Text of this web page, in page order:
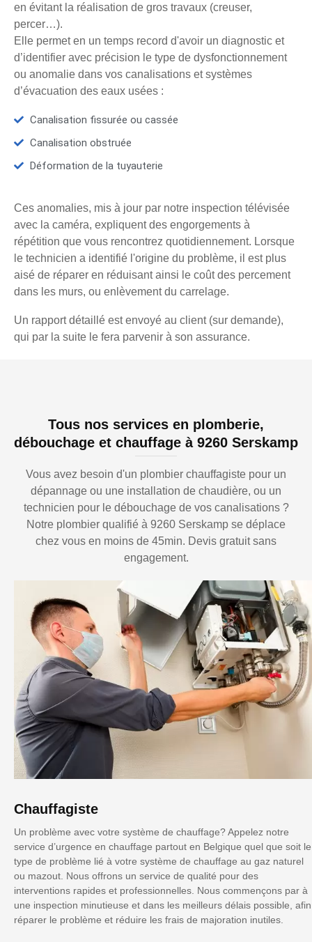
en évitant la réalisation de gros travaux (creuser,
percer…).
Elle permet en un temps record d'avoir un diagnostic et
d’identifier avec précision le type de dysfonctionnement
ou anomalie dans vos canalisations et systèmes
d’évacuation des eaux usées :
Canalisation fissurée ou cassée
Canalisation obstruée
Déformation de la tuyauterie
Ces anomalies, mis à jour par notre inspection télévisée
avec la caméra, expliquent des engorgements à
répétition que vous rencontrez quotidiennement. Lorsque
le technicien a identifié l'origine du problème, il est plus
aisé de réparer en réduisant ainsi le coût des percement
dans les murs, ou enlèvement du carrelage.
Un rapport détaillé est envoyé au client (sur demande),
qui par la suite le fera parvenir à son assurance.
Tous nos services en plomberie,
débouchage et chauffage à 9260 Serskamp
Vous avez besoin d'un plombier chauffagiste pour un
dépannage ou une installation de chaudière, ou un
technicien pour le débouchage de vos canalisations ?
Notre plombier qualifié à 9260 Serskamp se déplace
chez vous en moins de 45min. Devis gratuit sans
engagement.
Chauffagiste
Un problème avec votre système de chauffage? Appelez notre
service d’urgence en chauffage partout en Belgique quel que soit le
type de problème lié à votre système de chauffage au gaz naturel
ou mazout. Nous offrons un service de qualité pour des
interventions rapides et professionnelles. Nous commençons par à
une inspection minutieuse et dans les meilleurs délais possible, afin
réparer le problème et réduire les frais de majoration inutiles.